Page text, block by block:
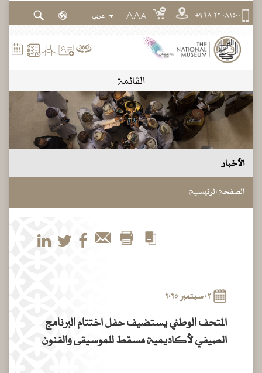
٠٨١٥٠٠ ٢٢ ٩٦٨+ A
A
A
القائمة
الأخبار
الصفحة الرئيسية
٠٢ سبتمبر ٢٠٢٥
المتحف الوطني يستضيف حفل اختتام البرنامج
الصيفي لأكاديمية مسقط للموسيقى والفنون